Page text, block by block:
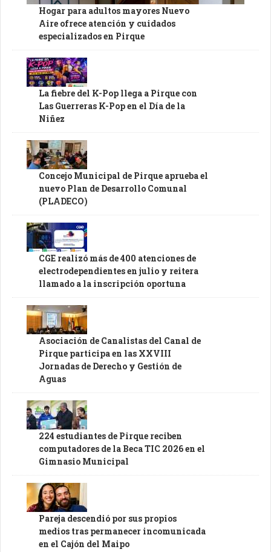
Hogar para adultos mayores Nuevo
Aire ofrece atención y cuidados
especializados en Pirque
La fiebre del K-Pop llega a Pirque con
Las Guerreras K-Pop en el Día de la
Niñez
Concejo Municipal de Pirque aprueba el
nuevo Plan de Desarrollo Comunal
(PLADECO)
CGE realizó más de 400 atenciones de
electrodependientes en julio y reitera
llamado a la inscripción oportuna
Asociación de Canalistas del Canal de
Pirque participa en las XXVIII
Jornadas de Derecho y Gestión de
Aguas
224 estudiantes de Pirque reciben
computadores de la Beca TIC 2026 en el
Gimnasio Municipal
Pareja descendió por sus propios
medios tras permanecer incomunicada
en el Cajón del Maipo